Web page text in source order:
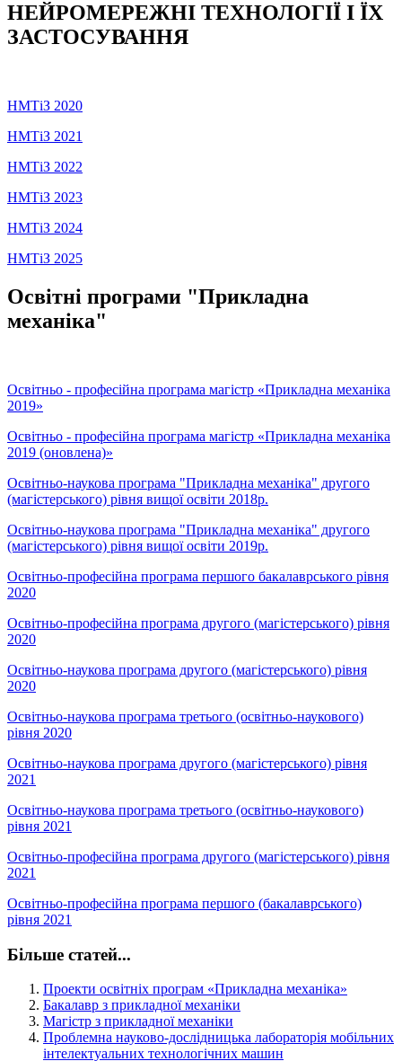
НЕЙРОМЕРЕЖНІ ТЕХНОЛОГІЇ І ЇХ
ЗАСТОСУВАННЯ
НМТіЗ 2020
НМТіЗ 2021
НМТіЗ 2022
НМТіЗ 2023
НМТіЗ 2024
НМТіЗ 2025
Освітні програми "Прикладна
механіка"
Освітньо - професійна програма магістр «Прикладна механіка
2019»
Освітньо - професійна програма магістр «Прикладна механіка
2019 (оновлена)»
Освітньо-наукова програма "Прикладна механіка" другого
(магістерського) рівня вищої освіти 2018р.
Освітньо-наукова програма "Прикладна механіка" другого
(магістерського) рівня вищої освіти 2019р.
Освітньо-професійна програма першого бакалаврського рівня
2020
Освітньо-професійна програма другого (магістерського) рівня
2020
Освітньо-наукова програма другого (магістерського) рівня
2020
Освітньо-наукова програма третього (освітньо-наукового)
рівня 2020
Освітньо-наукова програма другого (магістерського) рівня
2021
Освітньо-наукова програма третього (освітньо-наукового)
рівня 2021
Освітньо-професійна програма другого (магістерського) рівня
2021
Освітньо-професійна програма першого (бакалаврського)
рівня 2021
Більше статей...
Проекти освітніх програм «Прикладна механіка»
Бакалавр з прикладної механіки
Магістр з прикладної механіки
Проблемна науково-дослідницька лабораторія мобільних
інтелектуальних технологічних машин